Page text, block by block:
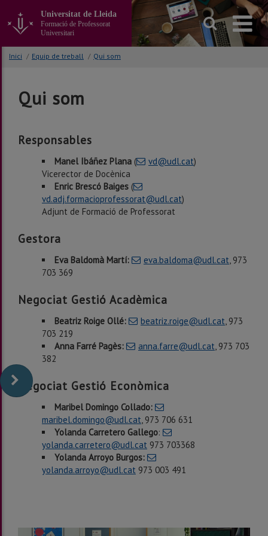
contingut
Universitat de Lleida
Formació de Professorat
Universitari
Inici / Equip de treball / Qui som
Qui som
Responsables
Manel Ibáñez Plana ( vd@udl.cat)
Vicerector de Docènica
Enric Brescó Baiges (
vd.adj.formacioprofessorat@udl.cat)
Adjunt de Formació de Professorat
Gestora
Eva Baldomà Martí: eva.baldoma@udl.cat, 973
703 369
Negociat Gestió Acadèmica
Beatriz Roige Ollé: beatriz.roige@udl.cat, 973
703 219
Anna Farré Pagès:
anna.farre@udl.cat, 973 703
382
Negociat Gestió Econòmica
Maribel Domingo Collado:
maribel.domingo@udl.cat, 973 706 631
Yolanda Carretero Gallego:
yolanda.carretero@udl.cat 973 703368
Yolanda Arroyo Burgos:
yolanda.arroyo@udl.cat 973 003 491